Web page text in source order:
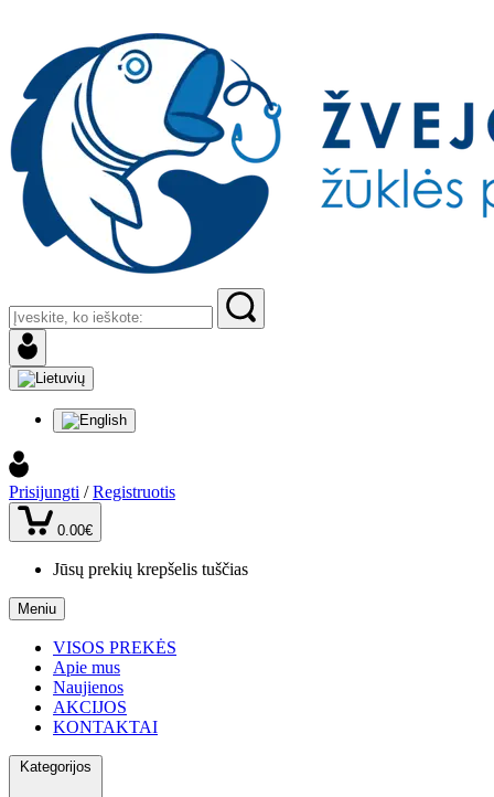
Prisijungti / Registruotis
0.00€
Jūsų prekių krepšelis tuščias
Meniu
VISOS PREKĖS
Apie mus
Naujienos
AKCIJOS
KONTAKTAI
Kategorijos